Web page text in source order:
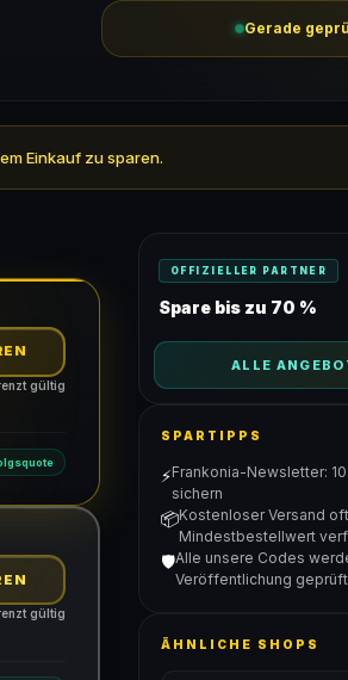
Gerade
Einkauf zu sparen.
gültig
gültig
OFFIZIELLER PARTNER
Spare bis zu 70 %
ALLE
SPARTIPPS
⚡Frankonia-Newsletter:
sichern
📦Kostenloser Versand
Mindestbestellwert
🛡️Alle unsere Codes
Veröffentlichung
ÄHNLICHE SHOPS